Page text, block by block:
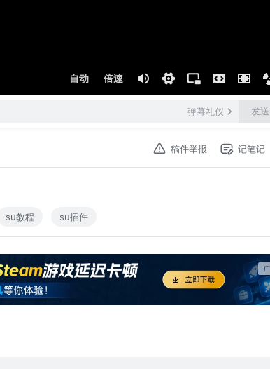
自动 倍速
弹幕礼仪 发送
稿件举报 记笔记
su教程 su插件